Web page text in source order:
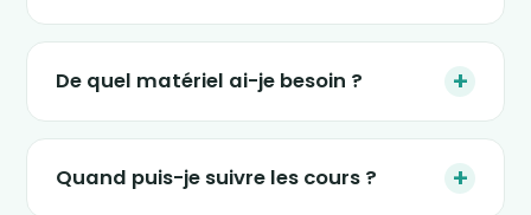
Absolument. Les séances s'adaptent à tous
semaines » est justement conçu pour
(re)démarrer en douceur, sans impact et sans
De quel matériel ai-je besoin ? +
Le strict minimum : une tablette, un ordinateur
ou un smartphone, un petit espace dans ton
salon et une tenue confortable. Certaines
Quand puis-je suivre les cours ? +